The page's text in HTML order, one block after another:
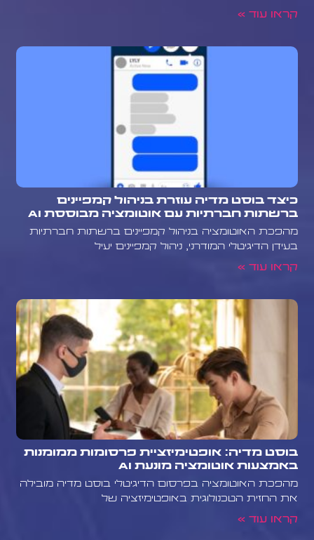
קראו עוד »
כיצד בוסט מדיה עוזרת בניהול קמפיינים
ברשתות חברתיות עם אוטומציה מבוססת AI
מהפכת האוטומציה בניהול קמפיינים ברשתות חברתיות
בעידן הדיגיטלי המודרני, ניהול קמפיינים יעיל
קראו עוד »
בוסט מדיה: אופטימיזציית פרסומות ממומנות
באמצעות אוטומציה מונעת AI
מהפכת האוטומציה בפרסום הדיגיטלי בוסט מדיה מובילה
את החזית הטכנולוגית באופטימיזציה של
קראו עוד »